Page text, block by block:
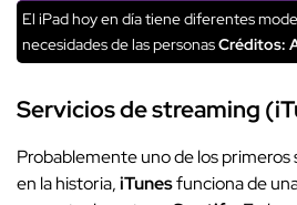
El iPad hoy en día tiene diferentes
necesidades de las personasCréditos:
Servicios de streaming
Probablemente uno de los
en la historia,iTunesfunciona de